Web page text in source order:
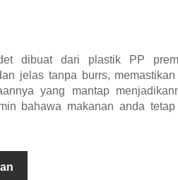
dibuat dari plastik PP
jelas tanpa burrs, memastikan
yang mantap
bahawa makanan anda